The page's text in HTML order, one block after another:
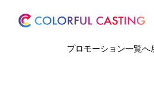
プロモーション一覧へ